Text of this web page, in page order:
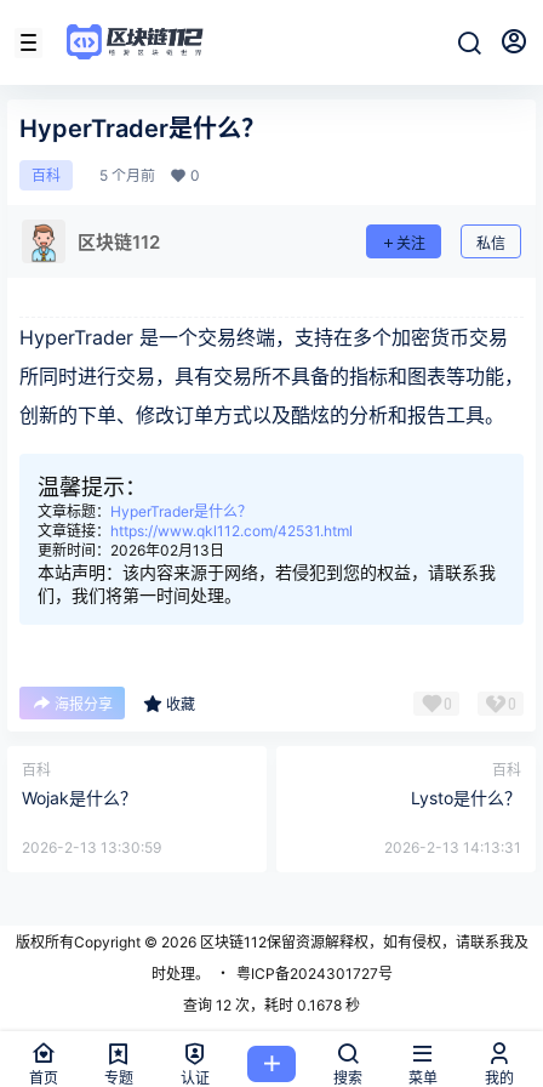
HyperTrader是什么？
百科 5 个月前 0
区块链112 关注 私信
HyperTrader 是一个交易终端，支持在多个加密货币交易
所同时进行交易，具有交易所不具备的指标和图表等功能，
创新的下单、修改订单方式以及酷炫的分析和报告工具。
温馨提示：
文章标题： HyperTrader是什么？
文章链接： https://www.qkl112.com/42531.html
更新时间：2026年02月13日
本站声明：该内容来源于网络，若侵犯到您的权益，请联系我
们，我们将第一时间处理。
海报分享 收藏 0 0
百科
Wojak是什么？
2026-2-13 13:30:59
百科
Lysto是什么？
2026-2-13 14:13:31
版权所有Copyright © 2026区块链112保留资源解释权，如有侵权，请联系我及
时处理。
・ 粤ICP备2024301727号
查询 12 次，耗时 0.1678 秒
首页 专题 认证 搜索 菜单 我的